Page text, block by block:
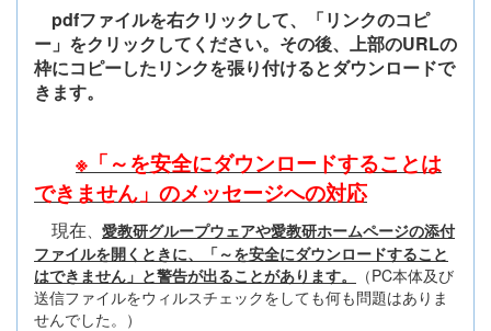
pdfファイルを右クリックして、「リンクのコピ
ー」をクリックしてください。その後、上部のURLの
枠にコピーしたリンクを張り付けるとダウンロードで
きます。
※「～を安全にダウンロードすることは
できません」のメッセージへの対応
現在
愛教研グループウェアや愛教研ホームページの添付
ファイルを開くときに、「～を安全にダウンロードすること
はできません」と警告が出ることがあります。
（PC本体及び
送信ファイルをウィルスチェックをしても何も問題はありま
せんでした。）